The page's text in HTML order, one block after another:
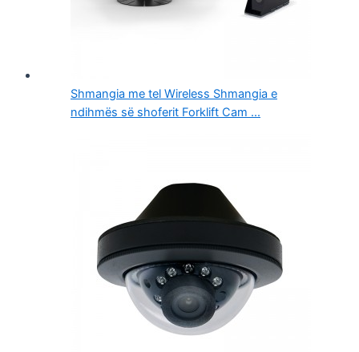
Shmangia me tel Wireless Shmangia e
ndihmës së shoferit Forklift Cam ...